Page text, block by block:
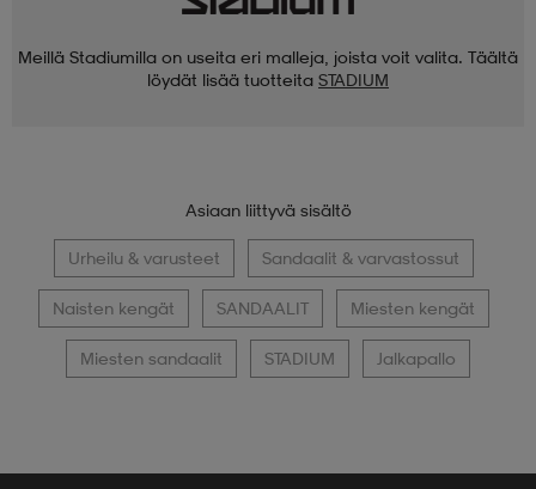
Meillä Stadiumilla on useita eri malleja, joista voit valita. Täältä
löydät lisää tuotteita STADIUM
Asiaan liittyvä sisältö
Urheilu & varusteet Sandaalit & varvastossut
Naisten kengät SANDAALIT Miesten kengät
Miesten sandaalit STADIUM Jalkapallo